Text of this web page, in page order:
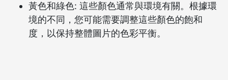
黃色和綠色: 這些顏色通常與環境有關。根據環
境的不同，您可能需要調整這些顏色的飽和
度，以保持整體圖片的色彩平衡。